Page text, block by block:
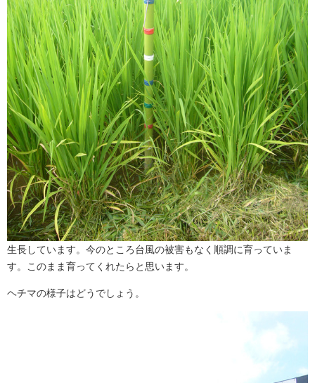
生長しています。今のところ台風の被害もなく順調に育っていま
す。このまま育ってくれたらと思います。
ヘチマの様子はどうでしょう。